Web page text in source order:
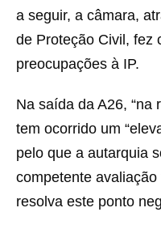
a seguir, a câmara,
de Proteção Civil, fez
preocupações à IP.
Na saída da A26, “na
tem ocorrido um
pelo que a autarquia
competente avaliação
resolva este ponto